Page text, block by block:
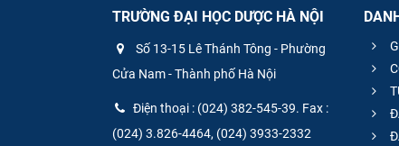
TRƯỜNG ĐẠI HỌC DƯỢC HÀ NỘI
Số 13-15 Lê Thánh Tông - Phường
Cửa Nam - Thành phố Hà Nội
Điện thoại : (024) 382-545-39. Fax :
(024) 3.826-4464, (024) 3933-2332